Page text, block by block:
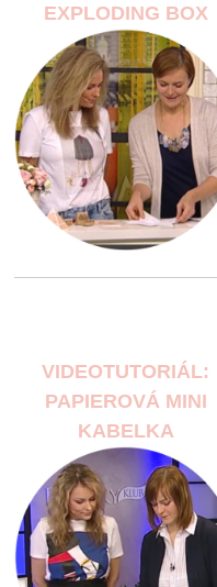
EXPLODING BOX
VIDEOTUTORIÁL:
PAPIEROVÁ MINI
KABELKA